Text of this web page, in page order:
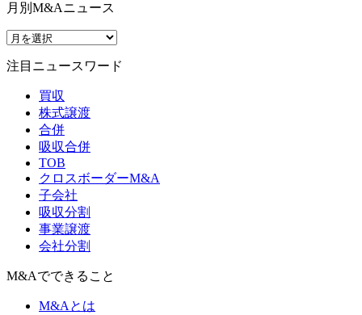
月別M&Aニュース
注目ニュースワード
買収
株式譲渡
合併
吸収合併
TOB
クロスボーダーM&A
子会社
吸収分割
事業譲渡
会社分割
M&Aでできること
M&Aとは